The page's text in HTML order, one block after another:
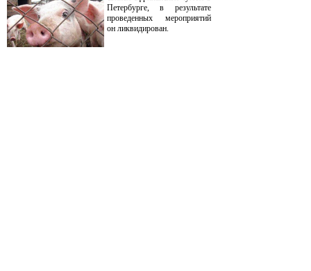
Петербурге, в результате
проведенных мероприятий
он ликвидирован.